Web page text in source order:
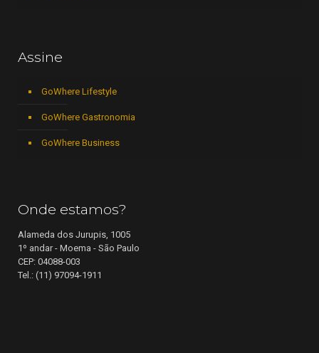
Assine
GoWhere Lifestyle
GoWhere Gastronomia
GoWhere Business
Onde estamos?
Alameda dos Jurupis, 1005
1º andar - Moema - São Paulo
CEP: 04088-003
Tel.: (11) 97094-1911